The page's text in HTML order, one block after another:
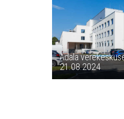
Ädala
21.08.2024